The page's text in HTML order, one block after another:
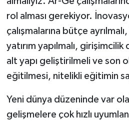
rol alması gerekiyor.
çalışmalarına bütçe
yatırım yapılmalı, girişimcilik
alt yapı geliştirilmeli ve son
eğitilmesi, nitelikli eğitimin
Yeni dünya düzeninde var
gelişmelere çok hızlı